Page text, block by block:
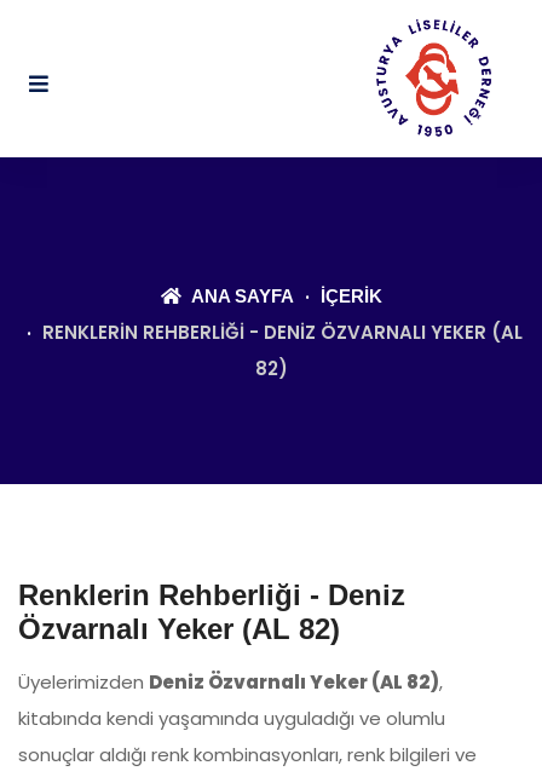
ANA SAYFA İÇERIK
RENKLERIN REHBERLIĞI - DENIZ ÖZVARNALI YEKER (AL
82)
Renklerin Rehberliği - Deniz
Özvarnalı Yeker (AL 82)
Üyelerimizden Deniz Özvarnalı Yeker (AL 82),
kitabında kendi yaşamında uyguladığı ve olumlu
sonuçlar aldığı renk kombinasyonları, renk bilgileri ve